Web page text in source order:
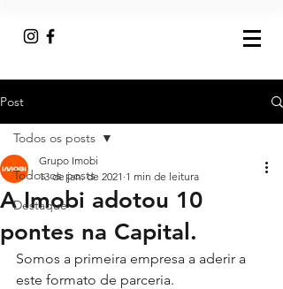
Post
Todos os posts
Destaque
Todos os posts
A Imobi adotou 10
pontes na Capital.
Grupo Imobi
13 de jan. de 2021 1 min de leitura
Somos a primeira empresa a aderir a
este formato de parceria.